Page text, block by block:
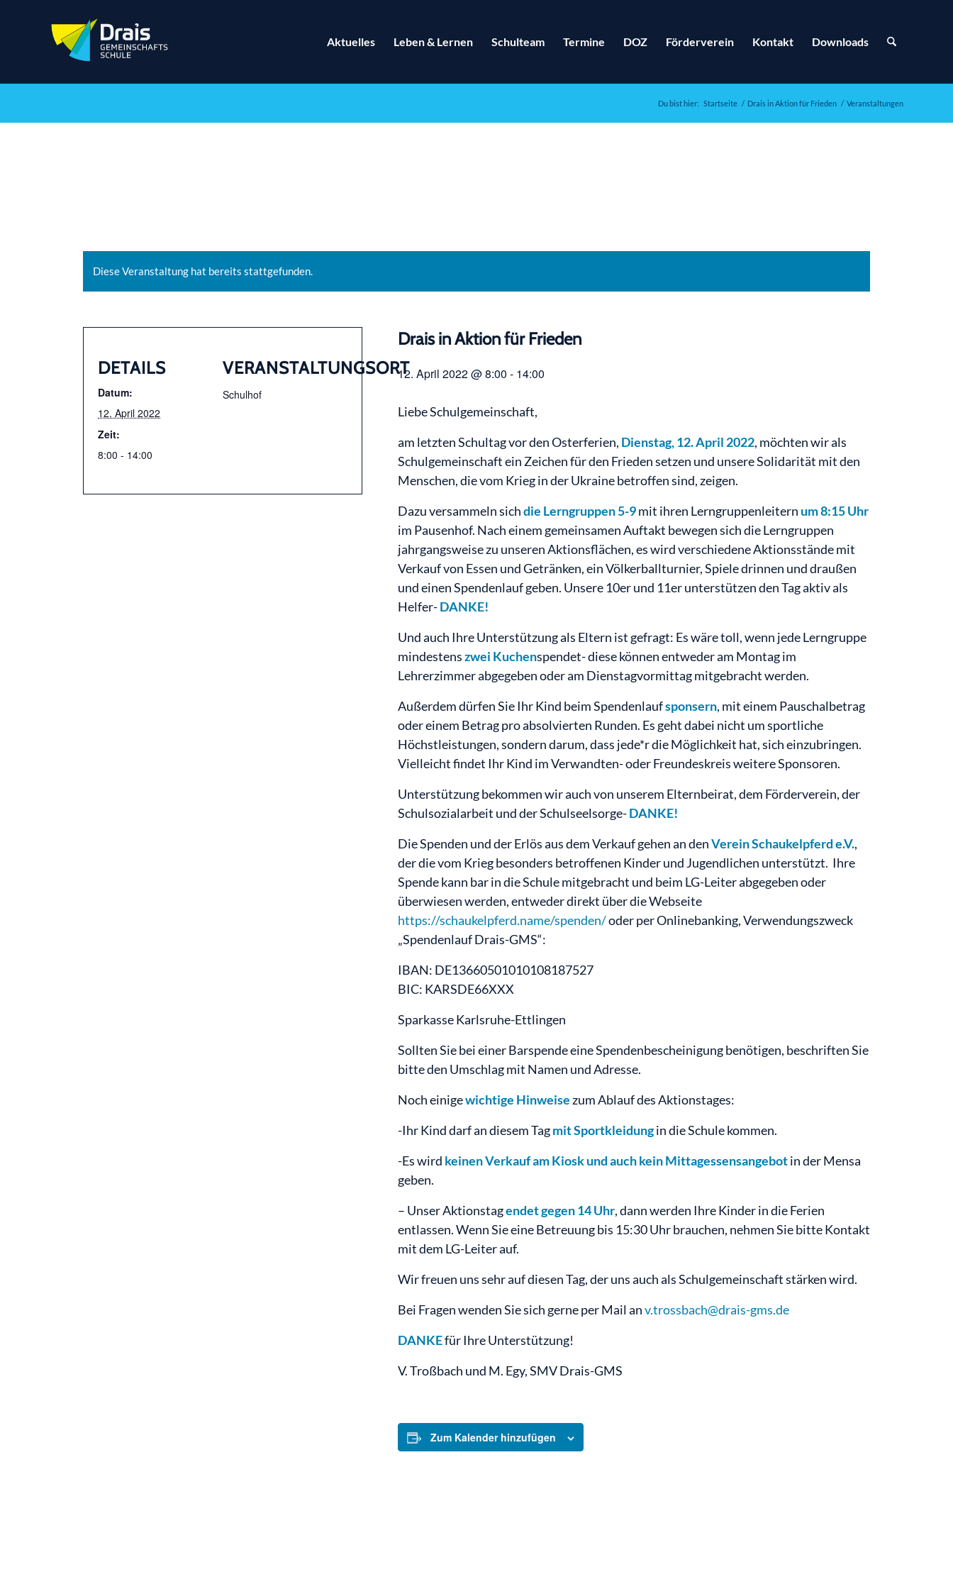
Aktuelles Leben & Lernen Schulteam Termine DOZ Förderverein Kontakt Downloads
Du bist hier: Startseite / Drais in Aktion für Frieden / Veranstaltungen
Diese Veranstaltung hat bereits stattgefunden.
Drais in Aktion für Frieden
12. April 2022 @ 8:00 - 14:00
Liebe Schulgemeinschaft,
am letzten Schultag vor den Osterferien, Dienstag, 12. April 2022, möchten wir als
Schulgemeinschaft ein Zeichen für den Frieden setzen und unsere Solidarität mit den
Menschen, die vom Krieg in der Ukraine betroffen sind, zeigen.
Dazu versammeln sichdie Lerngruppen 5-9mit ihren Lerngruppenleitern um 8:15 Uhr
im Pausenhof. Nach einem gemeinsamen Auftakt bewegen sich die Lerngruppen
jahrgangsweise zu unseren Aktionsflächen, es wird verschiedene Aktionsstände mit
Verkauf von Essen und Getränken, ein Völkerballturnier, Spiele drinnen und draußen
und einen Spendenlauf geben. Unsere 10er und 11er unterstützen den Tag aktiv als
Helfer-DANKE!
Und auch Ihre Unterstützung als Eltern ist gefragt: Es wäre toll, wenn jede Lerngruppe
mindestenszwei Kuchenspendet- diese können entweder am Montag im
Lehrerzimmer abgegeben oder am Dienstagvormittag mitgebracht werden.
Außerdem dürfen Sie Ihr Kind beim Spendenlaufsponsern, mit einem Pauschalbetrag
oder einem Betrag pro absolvierten Runden. Es geht dabei nicht um sportliche
Höchstleistungen, sondern darum, dass jede*r die Möglichkeit hat, sich einzubringen.
Vielleicht findet Ihr Kind im Verwandten- oder Freundeskreis weitere Sponsoren.
Unterstützung bekommen wir auch von unserem Elternbeirat, dem Förderverein, der
Schulsozialarbeit und der Schulseelsorge-DANKE!
Die Spenden und der Erlös aus dem Verkauf gehen an denVerein Schaukelpferd e.V.,
der die vom Krieg besonders betroffenen Kinder und Jugendlichen unterstützt. Ihre
Spende kann bar in die Schule mitgebracht und beim LG-Leiter abgegeben oder
überwiesen werden, entweder direkt über die Webseite
https://schaukelpferd.name/spenden/oder per Onlinebanking, Verwendungszweck
„Spendenlauf Drais-GMS“:
IBAN: DE13660501010108187527
BIC: KARSDE66XXX
Sparkasse Karlsruhe-Ettlingen
Sollten Sie bei einer Barspende eine Spendenbescheinigung benötigen, beschriften Sie
bitte den Umschlag mit Namen und Adresse.
Noch einigewichtige Hinweise zum Ablauf des Aktionstages:
-Ihr Kind darf an diesem Tagmit Sportkleidungin die Schule kommen.
-Es wird keinen Verkauf am Kiosk und auch kein Mittagessensangebotin der Mensa
geben.
– Unser Aktionstagendet gegen 14 Uhr, dann werden Ihre Kinder in die Ferien
entlassen. Wenn Sie eine Betreuung bis 15:30 Uhr brauchen, nehmen Sie bitte Kontakt
mit dem LG-Leiter auf.
Wir freuen uns sehr auf diesen Tag, der uns auch als Schulgemeinschaft stärken wird.
Bei Fragen wenden Sie sich gerne per Mail anv.trossbach@drais-gms.de
DANKEfür Ihre Unterstützung!
V. Troßbach und M. Egy, SMV Drais-GMS
Zum Kalender hinzufügen
DETAILS
Datum:
12. April 2022
Zeit:
8:00 - 14:00
VERANSTALTUNGSORT
Schulhof